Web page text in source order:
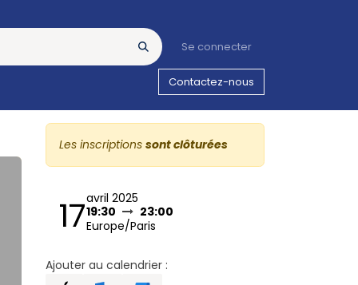
Se connecter
Contactez-nous
Les inscriptions sont clôturées
17avril 2025
19:30
23:00
Europe/Paris
Ajouter au calendrier :